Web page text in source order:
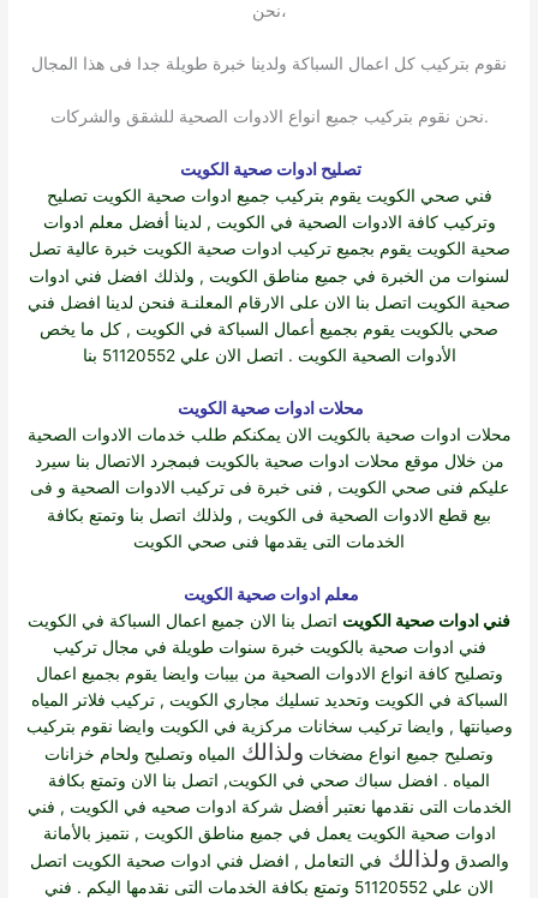
،نحن
نقوم بتركيب كل اعمال السباكة ولدينا خبرة طويلة جدا فى هذا المجال
.نحن نقوم بتركيب جميع انواع الادوات الصحية للشقق والشركات
تصليح ادوات صحية الكويت
فني صحي الكويت يقوم بتركيب جميع ادوات صحية الكويت تصليح
وتركيب كافة الادوات الصحية في الكويت , لدينا أفضل معلم ادوات
صحية الكويت يقوم بجميع تركيب ادوات صحية الكويت خبرة عالية تصل
لسنوات من الخبرة في جميع مناطق الكويت , ولذلك افضل فني ادوات
صحية الكويت اتصل بنا الان على الارقام المعلنـة فنحن لدينا افضل فني
صحي بالكويت يقوم بجميع أعمال السباكة في الكويت , كل ما يخص
الأدوات الصحية الكويت . اتصل الان علي 51120552 بنا
محلات ادوات صحية الكويت
محلات ادوات صحية بالكويت الان يمكنكم طلب خدمات الادوات الصحية
من خلال موقع محلات ادوات صحية بالكويت فبمجرد الاتصال بنا سيرد
عليكم فنى صحي الكويت , فنى خبرة فى تركيب الادوات الصحية و فى
بيع قطع الادوات الصحية فى الكويت , ولذلك اتصل بنا وتمتع بكافة
الخدمات التى يقدمها فنى صحي الكويت
معلم ادوات صحية الكويت
فني ادوات صحية الكويت اتصل بنا الان جميع اعمال السباكة في الكويت
فني ادوات صحية بالكويت خبرة سنوات طويلة في مجال تركيب
وتصليح كافة انواع الادوات الصحية من بيبات وايضا يقوم بجميع اعمال
السباكة في الكويت وتحديد تسليك مجاري الكويت , تركيب فلاتر المياه
وصيانتها , وايضا تركيب سخانات مركزية في الكويت وايضا نقوم بتركيب
وتصليح جميع انواع مضخات ولذالك المياه وتصليح ولحام خزانات
المياه . افضل سباك صحي في الكويت, اتصل بنا الان وتمتع بكافة
الخدمات التى نقدمها نعتبر أفضل شركة ادوات صحيه في الكويت , فني
ادوات صحية الكويت يعمل في جميع مناطق الكويت , نتميز بالأمانة
والصدق ولذالك في التعامل , افضل فني ادوات صحية الكويت اتصل
الان علي 51120552 وتمتع بكافة الخدمات التى نقدمها اليكم . فني